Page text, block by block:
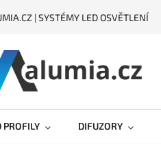
| SYSTÉMY LED OSVĚTLENÍ
PROFILY DIFUZORY